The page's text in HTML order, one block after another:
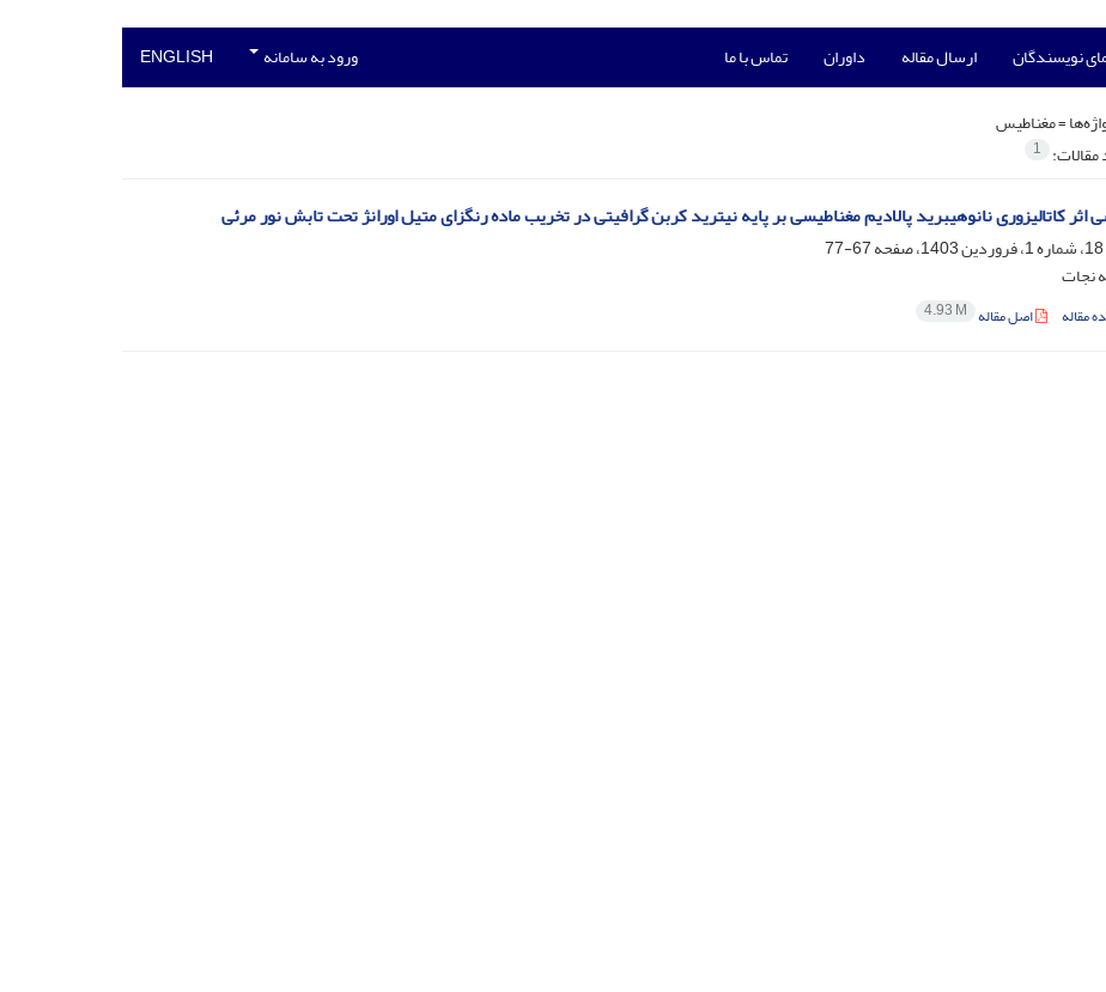
نویسندگان ارسال مقاله داوران تماس با ما ورود به سامانه ENGLISH
=مغناطیس
مقالات: 1
اثر کاتالیزوری نانوهیبرید پالادیم مغناطیسی بر پایه نیترید کربن گرافیتی در تخریب ماده رنگزای متیل اورانژ تحت تابش نور مرئی
67-77
نجات
مقاله اصل مقاله 4.93 M